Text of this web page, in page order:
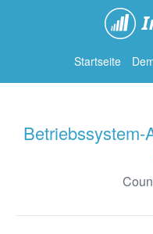
Startseite
Betriebssystem-